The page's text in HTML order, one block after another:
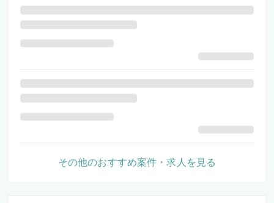
その他のおすすめ案件・求人を見る